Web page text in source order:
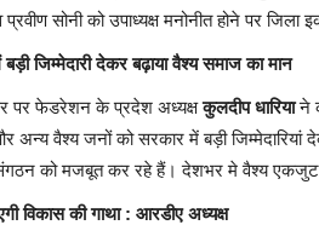
प्रवीण सोनी को उपाध्यक्ष मनोनीत होने पर जिला
जिम्मेदारी देकर बढ़ाया वैश्य समाज का मान
पर फेडरेशन के प्रदेश अध्यक्षकुलदीप धारियाने
अन्य वैश्य जनों को सरकार में बड़ी
को मजबूत कर रहे हैं। देशभर मे वैश्य एकजुट
विकास की गाथा : आरडीए अध्यक्ष